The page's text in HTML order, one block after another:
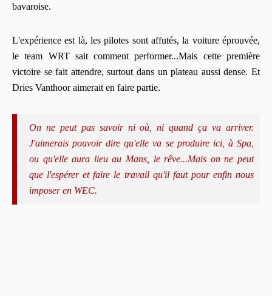
bavaroise.
L'expérience est là, les pilotes sont affutés, la voiture éprouvée,
le team WRT sait comment performer...Mais cette première
victoire se fait attendre, surtout dans un plateau aussi dense. Et
Dries Vanthoor aimerait en faire partie.
On ne peut pas savoir ni où, ni quand ça va arriver.
J'aimerais pouvoir dire qu'elle va se produire ici, à Spa,
ou qu'elle aura lieu au Mans, le rêve...Mais on ne peut
que l'espérer et faire le travail qu'il faut pour enfin nous
imposer en WEC.